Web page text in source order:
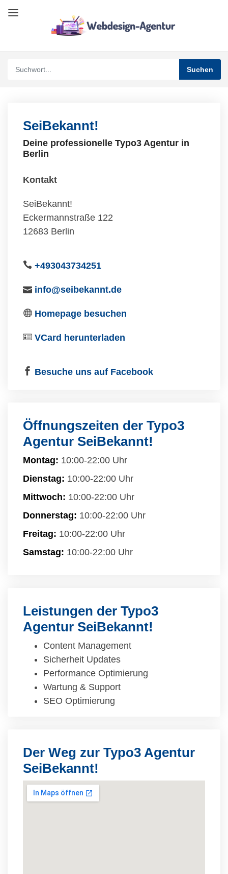
SeiBekannt!
Deine professionelle Typo3 Agentur in
Berlin
Kontakt
SeiBekannt!
Eckermannstraße 122
12683 Berlin
+493043734251
info@seibekannt.de
Homepage besuchen
VCard herunterladen
Besuche uns auf Facebook
Öffnungszeiten der Typo3
Agentur SeiBekannt!
Montag: 10:00-22:00 Uhr
Dienstag: 10:00-22:00 Uhr
Mittwoch: 10:00-22:00 Uhr
Donnerstag: 10:00-22:00 Uhr
Freitag: 10:00-22:00 Uhr
Samstag: 10:00-22:00 Uhr
Leistungen der Typo3
Agentur SeiBekannt!
Content Management
Sicherheit Updates
Performance Optimierung
Wartung & Support
SEO Optimierung
Der Weg zur Typo3 Agentur
SeiBekannt!